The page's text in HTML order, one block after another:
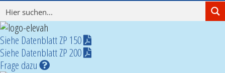
Arbeitsbühne - Faraone - ELEVAH ZP
Siehe Datenblatt ZP 150
Siehe Datenblatt ZP 200
Frage dazu